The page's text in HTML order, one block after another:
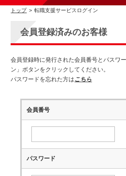
トップ > 転職支援サービスログイン
会員登録済みのお客様
会員登録時に発行された会員番号とパスワ
ン」ボタンをクリックしてください。
パスワードを忘れた方はこちら
会員番号
パスワード